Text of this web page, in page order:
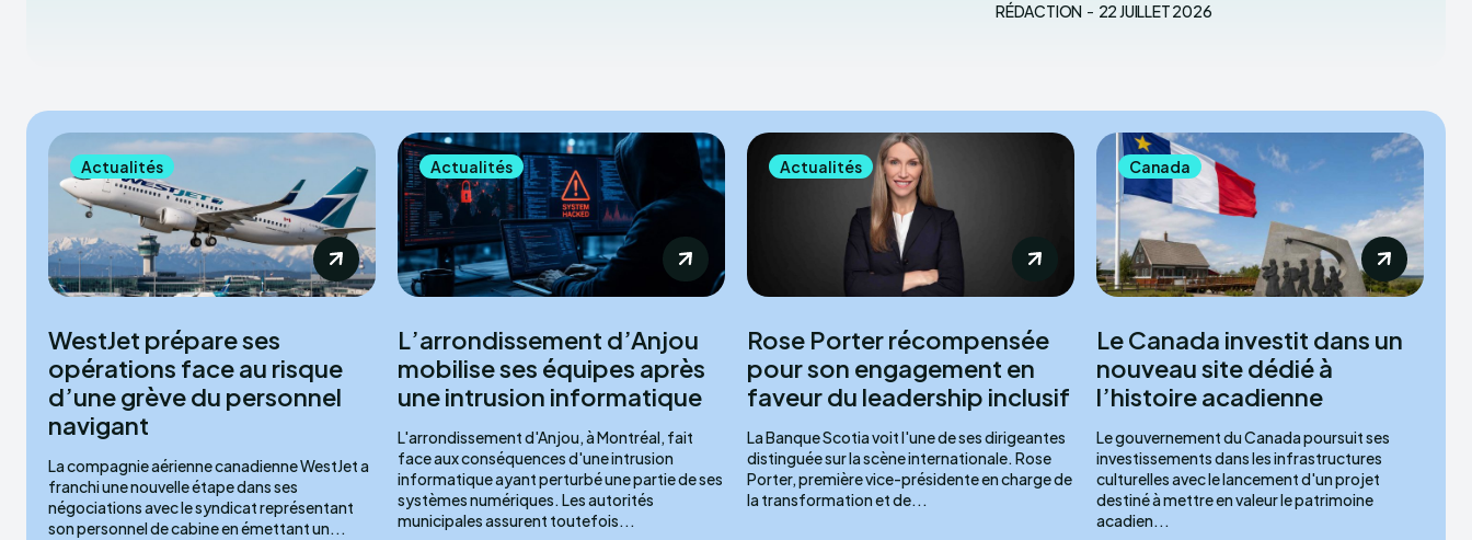
RÉDACTION - 22 JUILLET 2026
Actualités
WestJet prépare ses
opérations face au risque
d’une grève du personnel
navigant
La compagnie aérienne canadienne WestJet a
franchi une nouvelle étape dans ses
négociations avec le syndicat représentant
son personnel de cabine en émettant un...
Actualités
L’arrondissement d’Anjou
mobilise ses équipes après
une intrusion informatique
L'arrondissement d'Anjou, à Montréal, fait
face aux conséquences d'une intrusion
informatique ayant perturbé une partie de ses
systèmes numériques. Les autorités
municipales assurent toutefois...
Actualités
Rose Porter récompensée
pour son engagement en
faveur du leadership inclusif
La Banque Scotia voit l'une de ses dirigeantes
distinguée sur la scène internationale. Rose
Porter, première vice-présidente en charge de
la transformation et de...
Canada
Le Canada investit dans un
nouveau site dédié à
l’histoire acadienne
Le gouvernement du Canada poursuit ses
investissements dans les infrastructures
culturelles avec le lancement d'un projet
destiné à mettre en valeur le patrimoine
acadien...